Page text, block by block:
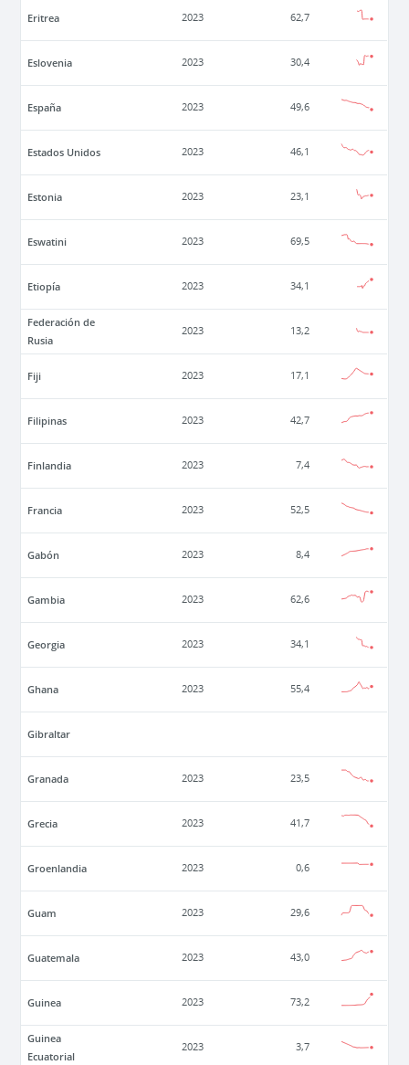
Eritrea 2023 62,7
Eslovenia 2023 30,4
España 2023 49,6
Estados Unidos 2023 46,1
Estonia 2023 23,1
Eswatini 2023 69,5
Etiopía 2023 34,1
Federación de
Rusia
2023 13,2
Fiji 2023 17,1
Filipinas 2023 42,7
Finlandia 2023 7,4
Francia 2023 52,5
Gabón 2023 8,4
Gambia 2023 62,6
Georgia 2023 34,1
Ghana 2023 55,4
Gibraltar
Granada 2023 23,5
Grecia 2023 41,7
Groenlandia 2023 0,6
Guam 2023 29,6
Guatemala 2023 43,0
Guinea 2023 73,2
Guinea
Ecuatorial
2023 3,7